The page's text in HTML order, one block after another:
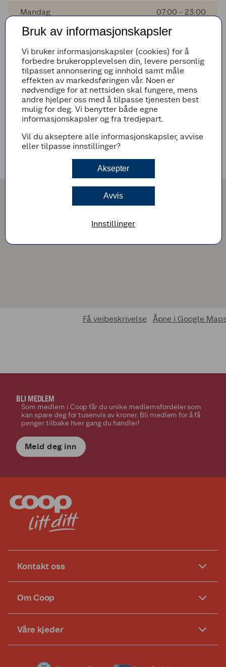
Mandag 07:00 - 23:00
Tirsdag 07:00 - 23:00
Onsdag 07:00 - 23:00
Torsdag 07:00 - 23:00
AVVIKENDE ÅPNINGSTIDER
Det er ingen avvikende åpningstider i nærmeste fremtid
VEIBESKRIVELSE
Få veibeskrivelse Åpne i Google
BLI MEDLEM
Som medlem i Coop får du unike medlemsfordeler som
kan spare deg for tusenvis av kroner. Bli medlem for å få
penger tilbake hver gang du handler!
Meld deg inn
Kontakt oss
Om Coop
Våre kjeder
Bruk av informasjonskapsler
Vi bruker informasjonskapsler (cookies) for å
forbedre brukeropplevelsen din, levere personlig
tilpasset annonsering og innhold samt måle
effekten av markedsføringen vår. Noen er
nødvendige for at nettsiden skal fungere, mens
andre hjelper oss med å tilpasse tjenesten best
mulig for deg. Vi benytter både egne
informasjonskapsler og fra tredjepart.
Vil du akseptere alle informasjonskapsler, avvise
eller tilpasse innstillinger?
Aksepter
Avvis
Innstillinger